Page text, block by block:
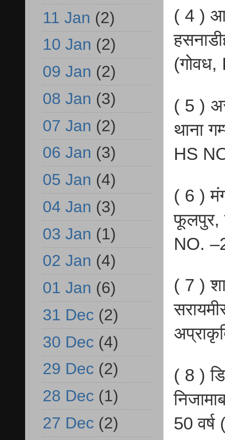
( 4 )
(गोवध,
( 5 )
थाना
HS
( 6 )
फूलपुर,
NO.
( 7 )
( 8 )
50
11 Jan (2)
10 Jan (2)
09 Jan (2)
08 Jan (3)
07 Jan (2)
06 Jan (3)
05 Jan (4)
04 Jan (3)
03 Jan (1)
02 Jan (4)
01 Jan (6)
31 Dec (2)
30 Dec (4)
29 Dec (2)
28 Dec (1)
27 Dec (2)